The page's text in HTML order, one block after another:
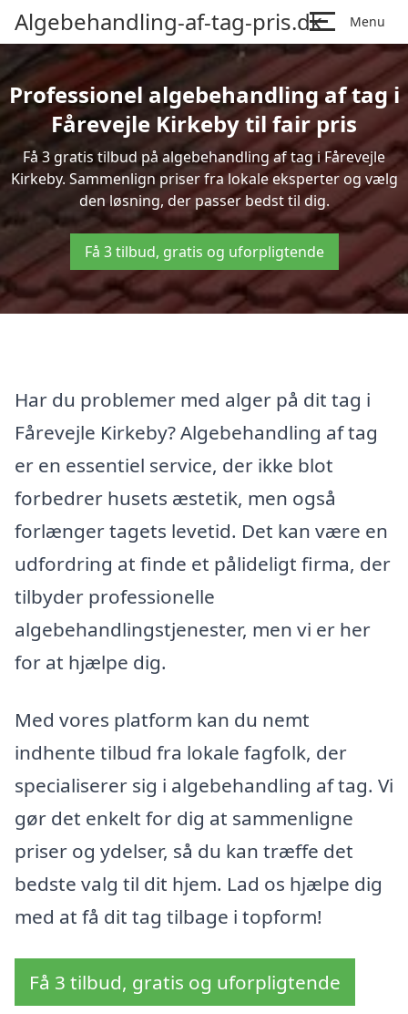
Algebehandling-af-tag-pris.dk Menu
Professionel algebehandling af tag i
Fårevejle Kirkeby til fair pris
Få 3 gratis tilbud på algebehandling af tag i Fårevejle
Kirkeby. Sammenlign priser fra lokale eksperter og vælg
den løsning, der passer bedst til dig.
Få 3 tilbud, gratis og uforpligtende
Har du problemer med alger på dit tag i
Fårevejle Kirkeby? Algebehandling af tag
er en essentiel service, der ikke blot
forbedrer husets æstetik, men også
forlænger tagets levetid. Det kan være en
udfordring at finde et pålideligt firma, der
tilbyder professionelle
algebehandlingstjenester, men vi er her
for at hjælpe dig.
Med vores platform kan du nemt
indhente tilbud fra lokale fagfolk, der
specialiserer sig i algebehandling af tag. Vi
gør det enkelt for dig at sammenligne
priser og ydelser, så du kan træffe det
bedste valg til dit hjem. Lad os hjælpe dig
med at få dit tag tilbage i topform!
Få 3 tilbud, gratis og uforpligtende